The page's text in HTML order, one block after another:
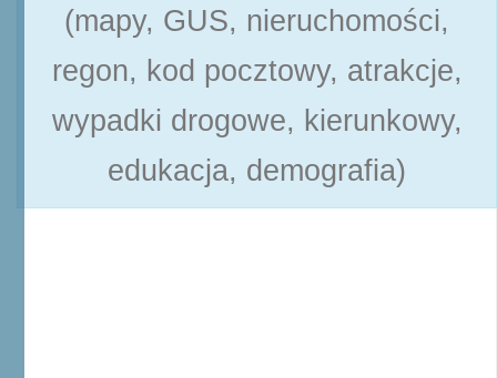
(mapy, GUS, nieruchomości,
regon, kod pocztowy, atrakcje,
wypadki drogowe, kierunkowy,
edukacja, demografia)